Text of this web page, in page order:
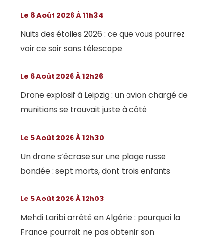
Nuits des étoiles 2026 : ce que vous pourrez
voir ce soir sans télescope
Le 8 Août 2026 À 11h34
Drone explosif à Leipzig : un avion chargé de
munitions se trouvait juste à côté
Le 6 Août 2026 À 12h26
Un drone s’écrase sur une plage russe
bondée : sept morts, dont trois enfants
Le 5 Août 2026 À 12h30
Mehdi Laribi arrêté en Algérie : pourquoi la
France pourrait ne pas obtenir son
Le 5 Août 2026 À 12h03